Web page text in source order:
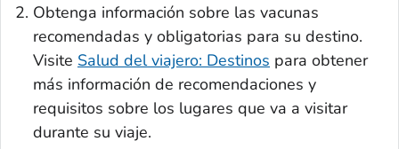
Obtenga información sobre las vacunas
recomendadas y obligatorias para su destino.
Visite Salud del viajero: Destinos para obtener
más información de recomendaciones y
requisitos sobre los lugares que va a visitar
durante su viaje.